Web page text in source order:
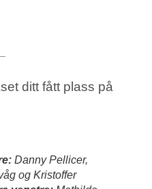
ditt fått plass på
Danny Pellicer,
og Kristoffer